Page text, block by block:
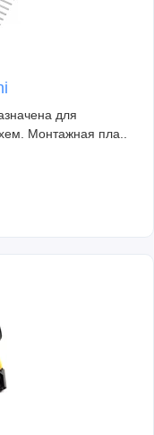
для
Монтажная пла..